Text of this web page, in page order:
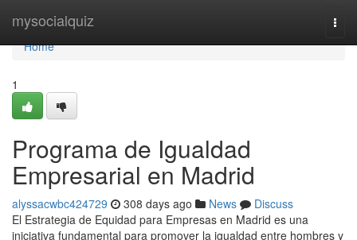
mysocialquiz
Home
Home
1
Programa de Igualdad
Empresarial en Madrid
alyssacwbc424729 308 days ago News
Discuss
El Estrategia de Equidad para Empresas en Madrid es una
iniciativa fundamental para promover la igualdad entre hombres y